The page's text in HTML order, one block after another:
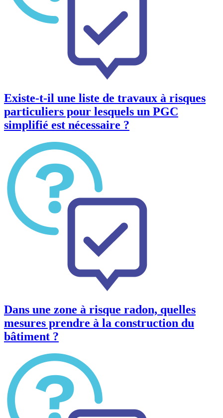
Existe-t-il une liste de travaux à risques
particuliers pour lesquels un PGC
simplifié est nécessaire ?
Dans une zone à risque radon, quelles
mesures prendre à la construction du
bâtiment ?